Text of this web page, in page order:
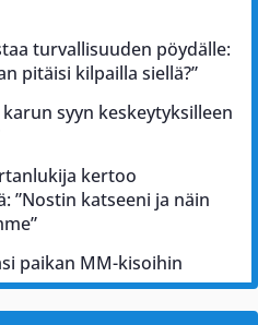
turvallisuuden pöydälle:
pitäisi kilpailla siellä?”
syyn keskeytyksilleen
kertoo
”Nostin katseeni ja näin
paikan MM-kisoihin